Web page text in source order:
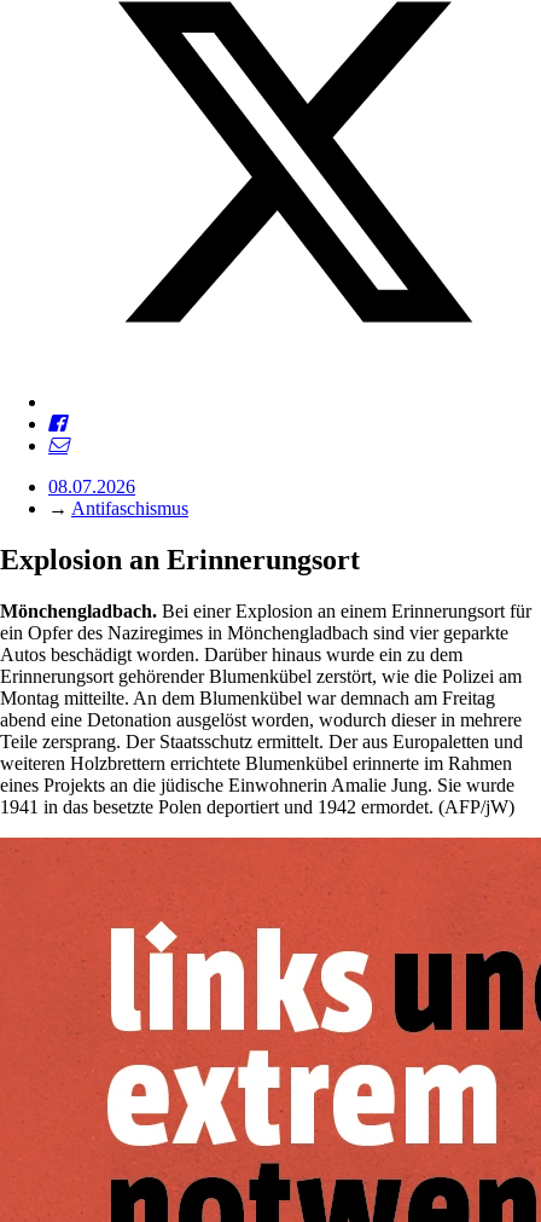
08.07.2026
→ Antifaschismus
Explosion an Erinnerungsort
Mönchengladbach. Bei einer Explosion an einem Erinnerungsort für
ein Opfer des Naziregimes in Mönchengladbach sind vier geparkte
Autos beschädigt worden. Darüber hinaus wurde ein zu dem
Erinnerungsort gehörender Blumenkübel zerstört, wie die Polizei am
Montag mitteilte. An dem Blumenkübel war demnach am Freitag
abend eine Detonation ausgelöst worden, wodurch dieser in mehrere
Teile zersprang. Der Staatsschutz ermittelt. Der aus Europaletten und
weiteren Holzbrettern errichtete Blumenkübel erinnerte im Rahmen
eines Projekts an die jüdische Einwohnerin Amalie Jung. Sie wurde
1941 in das besetzte Polen deportiert und 1942 ermordet. (AFP/jW)